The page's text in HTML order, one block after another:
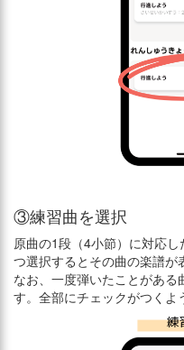
③練習曲を選択
原曲の1段（4小節）に対応
つ選択するとその曲の楽譜が
なお、一度弾いたことがある
す。全部にチェックがつく